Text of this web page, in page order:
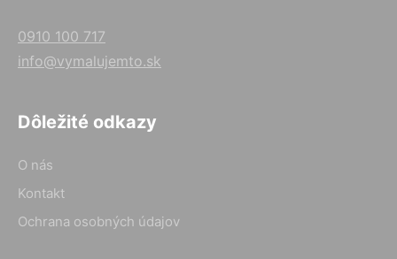
0910 100 717
info@vymalujemto.sk
Dôležité odkazy
O nás
Kontakt
Ochrana osobných údajov